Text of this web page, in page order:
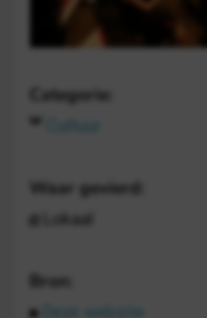
Categorie:
Waar gevierd:
Lokaal
Bron: